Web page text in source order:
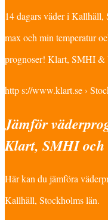
14 dagars väder i
max och min temperatur
prognoser! Klart, SMHI
http s://www.klart.se ›
Jämför
Klart, SMHI
Här kan du jämföra
Kallhäll, Stockholms län.